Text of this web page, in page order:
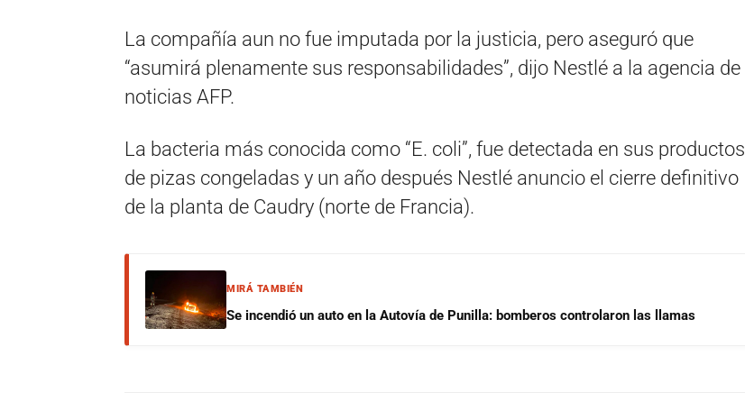
La compañía aun no fue imputada por la justicia, pero aseguró que
“asumirá plenamente sus responsabilidades”, dijo Nestlé a la agencia de
noticias AFP.
La bacteria más conocida como “E. coli”, fue detectada en sus productos
de pizas congeladas y un año después Nestlé anuncio el cierre definitivo
de la planta de Caudry (norte de Francia).
MIRÁ TAMBIÉN
Se incendió un auto en la Autovía de Punilla: bomberos controlaron las llamas